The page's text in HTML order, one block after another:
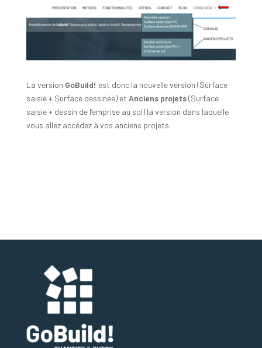
La version GoBuild! est donc la nouvelle version (Surface
saisie + Surface dessinée) et Anciens projets(Surface
saisie + dessin de l’emprise au sol) la version dans laquelle
vous allez accédez à vos anciens projets.